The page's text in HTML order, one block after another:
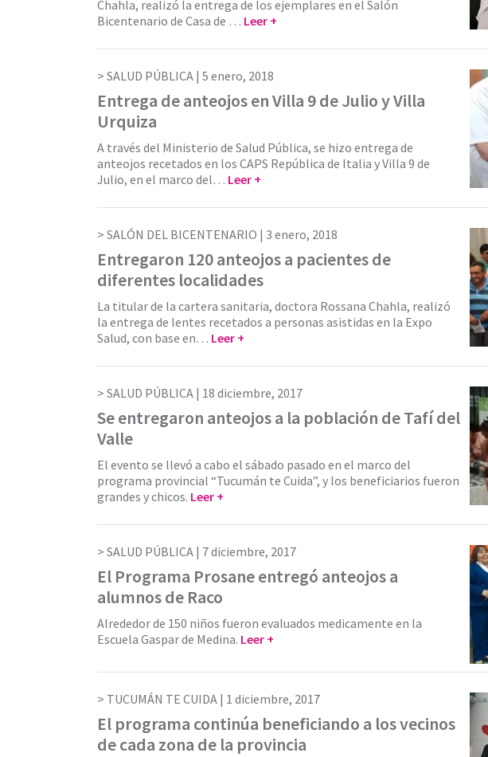
Chahla, realizó la entrega de los ejemplares en el Salón
Bicentenario de Casa de … Leer +
SALUD PÚBLICA | 5 enero, 2018
Entrega de anteojos en Villa 9 de Julio y Villa
Urquiza
A través del Ministerio de Salud Pública, se hizo entrega de
anteojos recetados en los CAPS República de Italia y Villa 9 de
Julio, en el marco del… Leer +
SALÓN DEL BICENTENARIO | 3 enero, 2018
Entregaron 120 anteojos a pacientes de
diferentes localidades
La titular de la cartera sanitaria, doctora Rossana Chahla, realizó
la entrega de lentes recetados a personas asistidas en la Expo
Salud, con base en… Leer +
SALUD PÚBLICA | 18 diciembre, 2017
Se entregaron anteojos a la población de Tafí del
Valle
El evento se llevó a cabo el sábado pasado en el marco del
programa provincial “Tucumán te Cuida”, y los beneficiarios fueron
grandes y chicos. Leer +
SALUD PÚBLICA | 7 diciembre, 2017
El Programa Prosane entregó anteojos a
alumnos de Raco
Alrededor de 150 niños fueron evaluados medicamente en la
Escuela Gaspar de Medina. Leer +
TUCUMÁN TE CUIDA | 1 diciembre, 2017
El programa continúa beneficiando a los vecinos
de cada zona de la provincia